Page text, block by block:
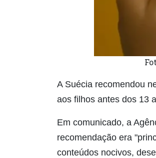
A Suécia recomendou
aos filhos antes dos 13
Em comunicado, a
recomendação era
conteúdos nocivos,